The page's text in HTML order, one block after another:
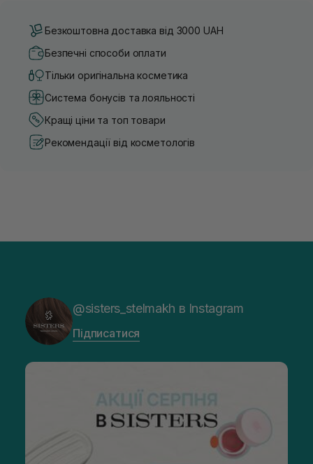
Безкоштовна доставка від 3000 UAH
Безпечні способи оплати
Тільки оригінальна косметика
Система бонусів та лояльності
Кращі ціни та топ товари
Рекомендації від косметологів
@sisters_stelmakh в Instagram
Підписатися